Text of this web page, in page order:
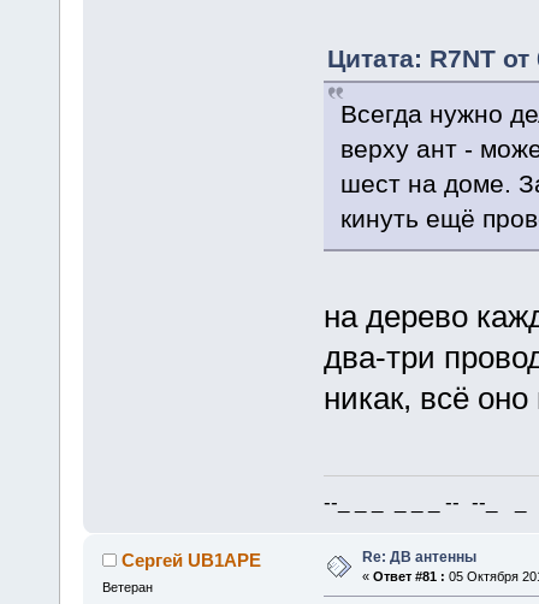
Цитата: R7NT
Всегда нужно
верху ант -
шест на доме.
кинуть ещё
на дерево
два-три
никак, всё
--_ _ _ _ _ _ -- --_ _
Сергей UB1APE
Ветеран
Re: ДВ антенны
« Ответ #81 : 05 Октября